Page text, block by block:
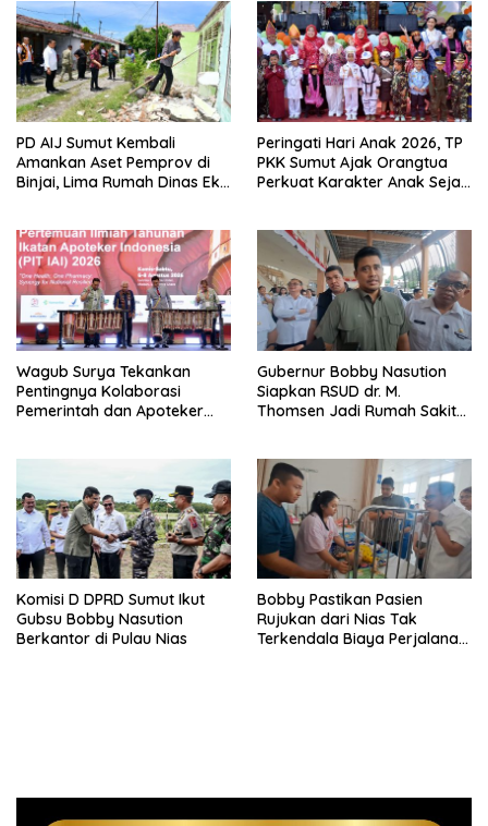
PD AIJ Sumut Kembali
Amankan Aset Pemprov di
Binjai, Lima Rumah Dinas Eks
Peringati Hari Anak 2026, TP
PKK Sumut Ajak Orangtua
Perkuat Karakter Anak Sejak
Wagub Surya Tekankan
Pentingnya Kolaborasi
Pemerintah dan Apoteker
Gubernur Bobby Nasution
Siapkan RSUD dr. M.
Thomsen Jadi Rumah Sakit
Komisi D DPRD Sumut Ikut
Gubsu Bobby Nasution
Berkantor di Pulau Nias
Bobby Pastikan Pasien
Rujukan dari Nias Tak
Terkendala Biaya Perjalanan